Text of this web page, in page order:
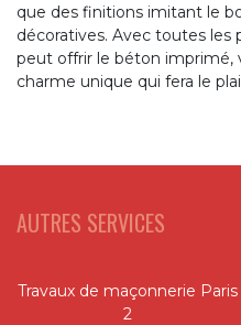
que des finitions imitant le
décoratives. Avec toutes les
peut offrir le béton imprimé,
charme unique qui fera le
AUTRES SERVICES
Travaux de maçonnerie Paris
2